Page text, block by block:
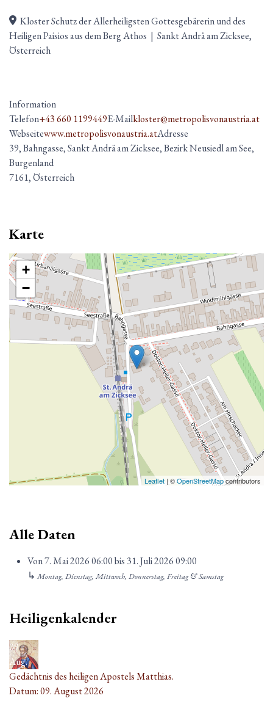
Kloster Schutz der Allerheiligsten Gottesgebärerin und des
Heiligen Paisios aus dem Berg Athos | Sankt Andrä am Zicksee,
Österreich
Information
Telefon+43 660 1199449E-Mailkloster@metropolisvonaustria.at
Webseitewww.metropolisvonaustria.atAdresse
39, Bahngasse, Sankt Andrä am Zicksee, Bezirk Neusiedl am See,
Burgenland
7161, Österreich
Karte
+
−
Leaflet | ©OpenStreetMapcontributors
Alle Daten
Von7. Mai 202606:00bis 31. Juli 202609:00
↳Montag, Dienstag, Mittwoch, Donnerstag, Freitag & Samstag
Heiligenkalender
09
Aug.
Gedächtnis des heiligen Apostels Matthias.
Datum:09. August 2026